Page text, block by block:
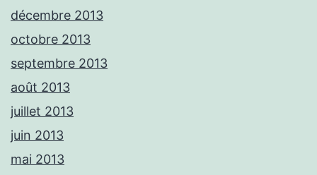
décembre 2013
octobre 2013
septembre 2013
août 2013
juillet 2013
juin 2013
mai 2013